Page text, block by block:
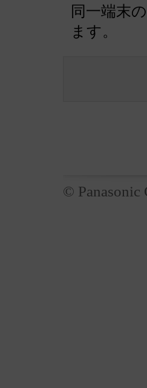
同一端末
ます。
© Panasonic